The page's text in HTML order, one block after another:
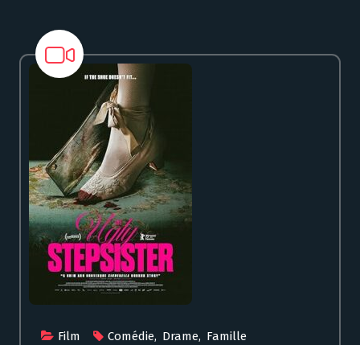
Film Comédie, Drame, Famille